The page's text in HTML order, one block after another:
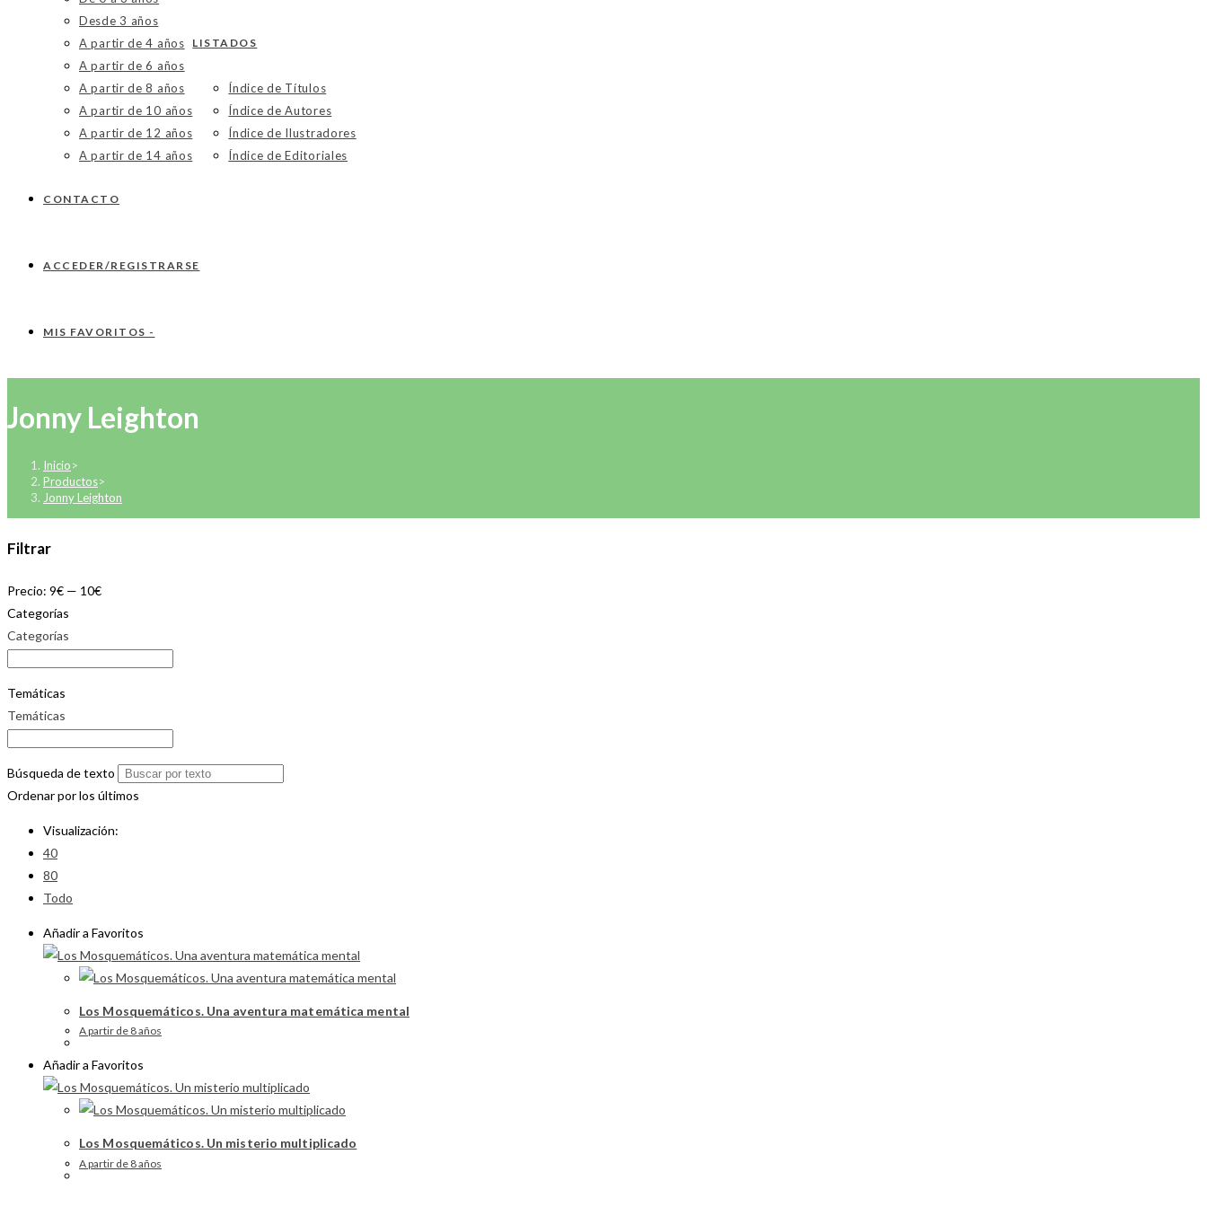
Desde 3 años
A partir de 4 años
A partir de 6 años
A partir de 8 años
A partir de 10 años
A partir de 12 años
A partir de 14 años
LISTADOS
Índice de Títulos
Índice de Autores
Índice de Ilustradores
Índice de Editoriales
CONTACTO
ACCEDER/REGISTRARSE
MIS FAVORITOS -
Jonny Leighton
Inicio>
Productos>
Jonny Leighton
Filtrar
Precio: 9€ — 10€
Categorías
Categorías
Temáticas
Temáticas
Búsqueda de texto
Ordenar por los últimos
Visualización:
40
80
Todo
Añadir a Favoritos
Los Mosquemáticos. Una aventura matemática mental
A partir de 8 años
Añadir a Favoritos
Los Mosquemáticos. Un misterio multiplicado
A partir de 8 años